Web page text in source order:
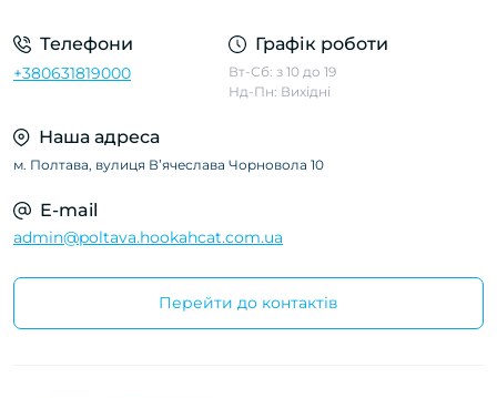
Телефони
+380631819000
Графік роботи
Вт-Сб: з 10 до 19
Нд-Пн: Вихідні
Наша адреса
м. Полтава, вулиця Вʼячеслава Чорновола 10
E-mail
admin@poltava.hookahcat.com.ua
Перейти до контактів